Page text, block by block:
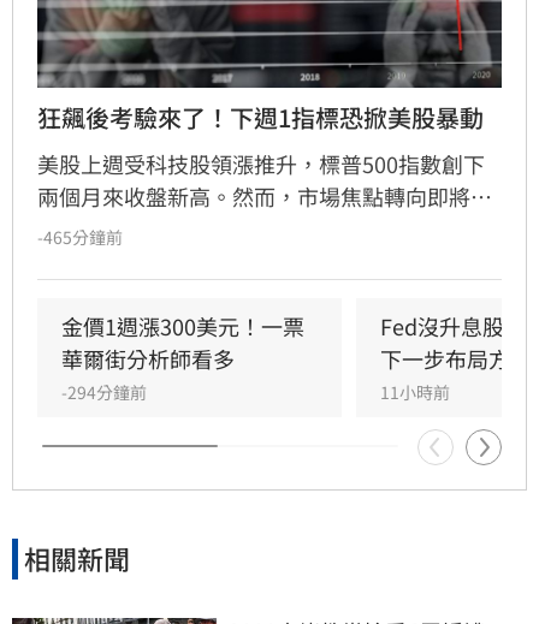
狂飆後考驗來了！下週1指標恐掀美股暴動
美股上週受科技股領漲推升，標普500指數創下
兩個月來收盤新高。然而，市場焦點轉向即將公
布的7月消費者物價指數（CPI），該數據將成為
彈恐引發股市拋售。目前市場對9月升息的預期
因就業數據疲軟而降溫，但油價波動與通膨焦慮
仍是主要風險。
-465分鐘前
金價1週漲300美元！一票
華爾街分析師看多
-294分鐘前
Fed沒升息股市
下一步布局方向
11小時前
相關新聞